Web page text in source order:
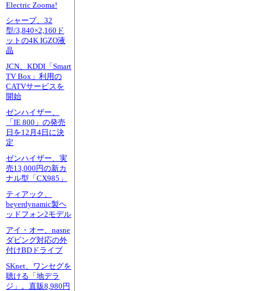
Electric Zooma!
シャープ、32
型/3,840×2,160ド
ットの4K IGZO液
晶
JCN、KDDI「Smart
TV Box」利用の
CATVサービスを
開始
ゼンハイザー、
「IE 800」の発売
日を12月4日に決
定
ゼンハイザー、実
売13,000円の新カ
ナル型「CX985」
ティアック、
beyerdynamic製ヘ
ッドフォン2モデル
アイ・オー、nasne
ダビング対応の外
付けBDドライブ
SKnet、ワンセグを
聴ける「地デラ
ジ」。直販8,980円